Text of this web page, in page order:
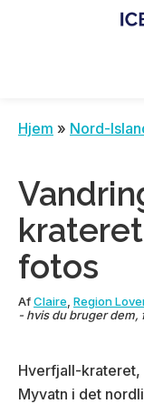
Hjem » Nord-
fotos
AfClaire Region
- hvis du bruger dem,
Hverfjall-
Myvatn i det